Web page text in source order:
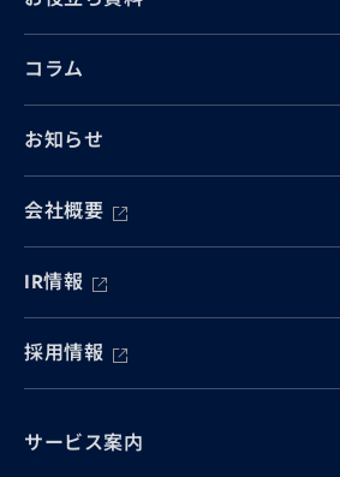
コラム
お知らせ
会社概要
IR情報
採用情報
サービス案内